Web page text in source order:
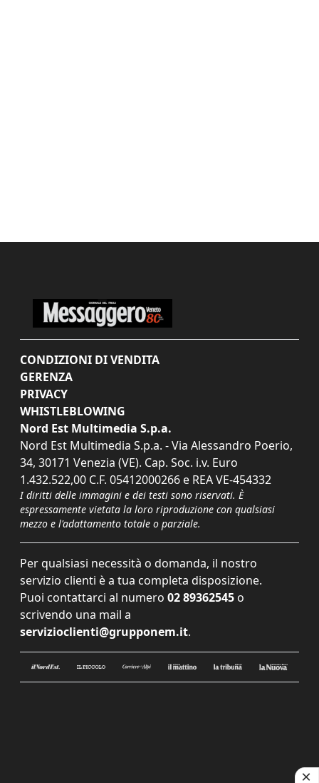
CONDIZIONI DI VENDITA
GERENZA
PRIVACY
WHISTLEBLOWING
Nord Est Multimedia S.p.a.
Nord Est Multimedia S.p.a. - Via Alessandro Poerio,
34, 30171 Venezia (VE). Cap. Soc. i.v. Euro
1.432.522,00 C.F. 05412000266 e REA VE-454332
I diritti delle immagini e dei testi sono riservati. È
espressamente vietata la loro riproduzione con qualsiasi
mezzo e l'adattamento totale o parziale.
Per qualsiasi necessità o domanda, il nostro
servizio clienti è a tua completa disposizione.
Puoi contattarci al numero 02 89362545 o
scrivendo una mail a
servizioclienti@grupponem.it.